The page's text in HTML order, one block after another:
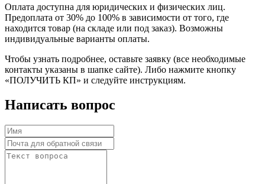
Оплата доступна для юридических и физических лиц.
Предоплата от 30% до 100% в зависимости от того, где
находится товар (на складе или под заказ). Возможны
индивидуальные варианты оплаты.
Чтобы узнать подробнее, оставьте заявку (все необходимые
контакты указаны в шапке сайте). Либо нажмите кнопку
«ПОЛУЧИТЬ КП» и следуйте инструкциям.
Написать вопрос